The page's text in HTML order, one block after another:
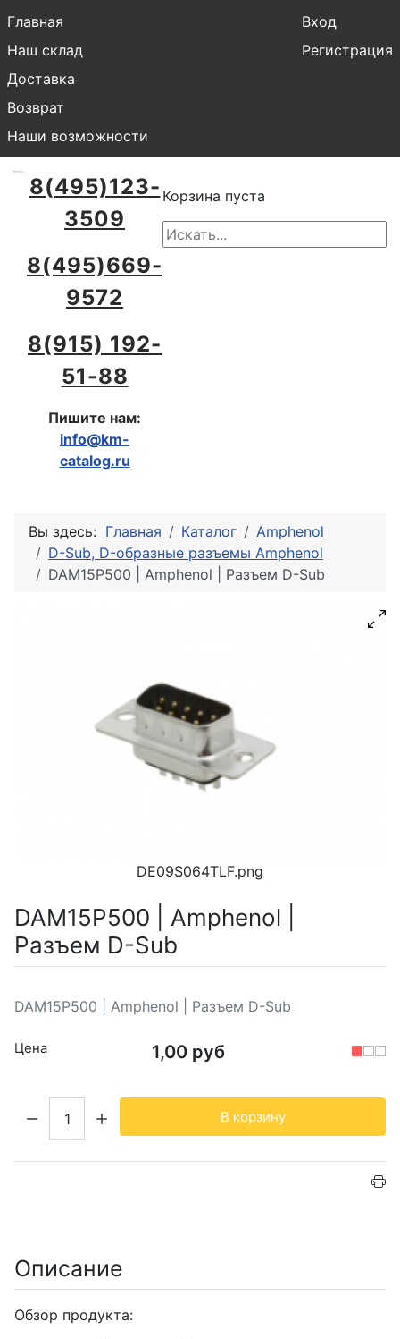
Главная
Наш склад
Доставка
Возврат
Наши возможности
Вход
Регистрация
8(495)123-
3509
8(495)669-
9572
8(915) 192-
51-88
Пишите нам:
info@km-
catalog.ru
Корзина пуста
Вы здесь: Главная Каталог
Amphenol
D-Sub, D-образные разъемы Amphenol
DAM15P500 | Amphenol | Разъем D-Sub
DE09S064TLF.png
DAM15P500 | Amphenol |
Разъем D-Sub
DAM15P500 | Amphenol | Разъем D-Sub
Цена 1,00 руб
В корзину
Описание
Обзор продукта: